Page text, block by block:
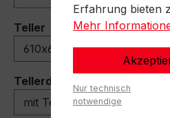
Teller auswählen
Tellerdeflektoren
Erfahrung bieten
Mehr
Nur technisch
notwendige